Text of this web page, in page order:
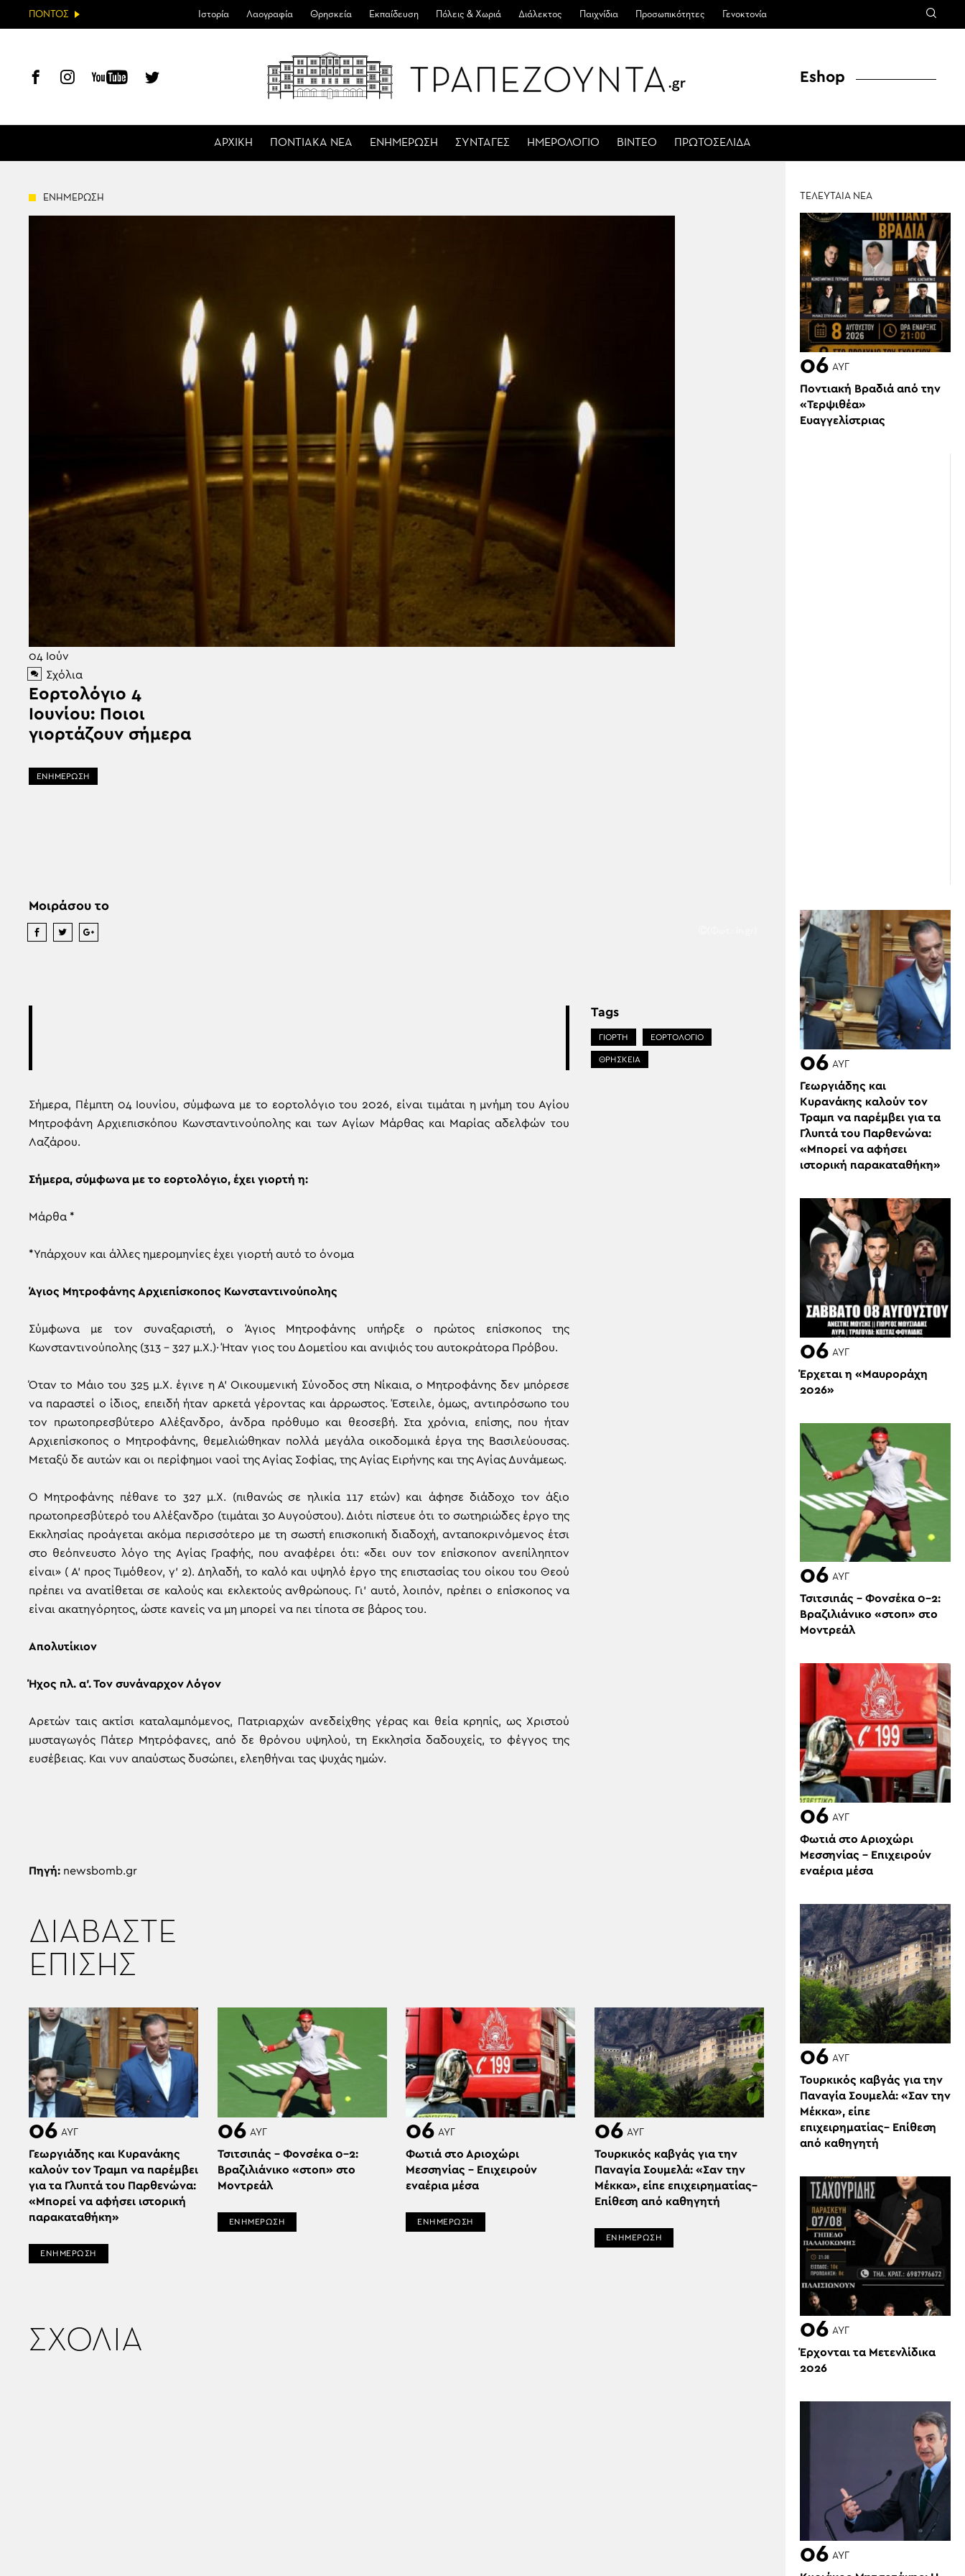
ΠΟΝΤΟΣ Ιστορία Λαογραφία Θρησκεία Εκπαίδευση Πόλεις & Χωριά Διάλεκτος Παιχνίδια Προσωπικότητες Γενοκτονία
ΑΡΧΙΚΗ ΠΟΝΤΙΑΚΑ ΝΕΑ ΕΝΗΜΕΡΩΣΗ ΣΥΝΤΑΓΕΣ ΗΜΕΡΟΛΟΓΙΟ ΒΙΝΤΕΟ ΠΡΩΤΟΣΕΛΙΔΑ
Eshop
ΕΝΗΜΕΡΩΣΗ
04 Ιούν
Σχόλια
Εορτολόγιο 4
Ιουνίου: Ποιοι
γιορτάζουν σήμερα
ΕΝΗΜΕΡΩΣΗ
Μοιράσου το
Σήμερα, Πέμπτη 04 Ιουνίου, σύμφωνα με το εορτολόγιο του 2026, είναι τιμάται η μνήμη του Αγίου
Μητροφάνη Αρχιεπισκόπου Κωνσταντινούπολης και των Αγίων Μάρθας και Μαρίας αδελφών του
Λαζάρου.
Σήμερα, σύμφωνα με το εορτολόγιο, έχει γιορτή η:
Μάρθα *
*Υπάρχουν και άλλες ημερομηνίες έχει γιορτή αυτό το όνομα
Άγιος Μητροφάνης Αρχιεπίσκοπος Κωνσταντινούπολης
Σύμφωνα με τον συναξαριστή, o Άγιος Μητροφάνης υπήρξε ο πρώτος επίσκοπος της
Κωνσταντινούπολης (313 – 327 μ.Χ.)· Ήταν γιος του Δομετίου και ανιψιός του αυτοκράτορα Πρόβου.
Όταν το Μάιο του 325 μ.Χ. έγινε η Α’ Οικουμενική Σύνοδος στη Νίκαια, ο Μητροφάνης δεν μπόρεσε
να παραστεί ο ίδιος, επειδή ήταν αρκετά γέροντας και άρρωστος. Έστειλε, όμως, αντιπρόσωπο του
τον πρωτοπρεσβύτερο Αλέξανδρο, άνδρα πρόθυμο και θεοσεβή. Στα χρόνια, επίσης, που ήταν
Αρχιεπίσκοπος ο Μητροφάνης, θεμελιώθηκαν πολλά μεγάλα οικοδομικά έργα της Βασιλεύουσας.
Μεταξύ δε αυτών και οι περίφημοι ναοί της Αγίας Σοφίας, της Αγίας Ειρήνης και της Αγίας Δυνάμεως.
Ο Μητροφάνης πέθανε το 327 μ.Χ. (πιθανώς σε ηλικία 117 ετών) και άφησε διάδοχο τον άξιο
πρωτοπρεσβύτερό του Αλέξανδρο (τιμάται 30 Αυγούστου). Διότι πίστευε ότι το σωτηριώδες έργο της
Εκκλησίας προάγεται ακόμα περισσότερο με τη σωστή επισκοπική διαδοχή, ανταποκρινόμενος έτσι
στο θεόπνευστο λόγο της Αγίας Γραφής, που αναφέρει ότι: «δει ουν τον επίσκοπον ανεπίληπτον
είναι» ( Α’ προς Τιμόθεον, γ’ 2). Δηλαδή, το καλό και υψηλό έργο της επιστασίας του οίκου του Θεού
πρέπει να ανατίθεται σε καλούς και εκλεκτούς ανθρώπους. Γι’ αυτό, λοιπόν, πρέπει ο επίσκοπος να
είναι ακατηγόρητος, ώστε κανείς να μη μπορεί να πει τίποτα σε βάρος του.
Απολυτίκιον
Ήχος πλ. α’. Τον συνάναρχον Λόγον
Αρετών ταις ακτίσι καταλαμπόμενος, Πατριαρχών ανεδείχθης γέρας και θεία κρηπίς, ως Χριστού
μυσταγωγός Πάτερ Μητρόφανες, από δε θρόνου υψηλού, τη Εκκλησία δαδουχείς, το φέγγος της
ευσέβειας. Και νυν απαύστως δυσώπει, ελεηθήναι τας ψυχάς ημών.
Πηγή: newsbomb.gr
Tags
ΓΙΟΡΤΗ ΕΟΡΤΟΛΟΓΙΟ
ΘΡΗΣΚΕΙΑ
ΔΙΑΒΑΣΤΕ
ΕΠΙΣΗΣ
06 ΑΥΓ
Γεωργιάδης και Κυρανάκης
καλούν τον Τραμπ να παρέμβει
για τα Γλυπτά του Παρθενώνα:
«Μπορεί να αφήσει ιστορική
παρακαταθήκη»
ΕΝΗΜΕΡΩΣΗ
06 ΑΥΓ
Τσιτσιπάς – Φονσέκα 0-2:
Βραζιλιάνικο «στοπ» στο
Μοντρεάλ
ΕΝΗΜΕΡΩΣΗ
06 ΑΥΓ
Φωτιά στο Αριοχώρι
Μεσσηνίας – Επιχειρούν
εναέρια μέσα
ΕΝΗΜΕΡΩΣΗ
06 ΑΥΓ
Τουρκικός καβγάς για την
Παναγία Σουμελά: «Σαν την
Μέκκα», είπε επιχειρηματίας–
Επίθεση από καθηγητή
ΕΝΗΜΕΡΩΣΗ
ΣΧΟΛΙΑ
ΤΕΛΕΥΤΑΙΑ ΝΕΑ
06 ΑΥΓ
Ποντιακή Βραδιά από την
«Τερψιθέα»
Ευαγγελίστριας
06 ΑΥΓ
Γεωργιάδης και
Κυρανάκης καλούν τον
Τραμπ να παρέμβει για τα
Γλυπτά του Παρθενώνα:
«Μπορεί να αφήσει
ιστορική παρακαταθήκη»
06 ΑΥΓ
Έρχεται η «Μαυροράχη
2026»
06 ΑΥΓ
Τσιτσιπάς – Φονσέκα 0-2:
Βραζιλιάνικο «στοπ» στο
Μοντρεάλ
06 ΑΥΓ
Φωτιά στο Αριοχώρι
Μεσσηνίας – Επιχειρούν
εναέρια μέσα
06 ΑΥΓ
Τουρκικός καβγάς για την
Παναγία Σουμελά: «Σαν την
Μέκκα», είπε
επιχειρηματίας– Επίθεση
από καθηγητή
06 ΑΥΓ
Έρχονται τα Μετενλίδικα
2026
06 ΑΥΓ